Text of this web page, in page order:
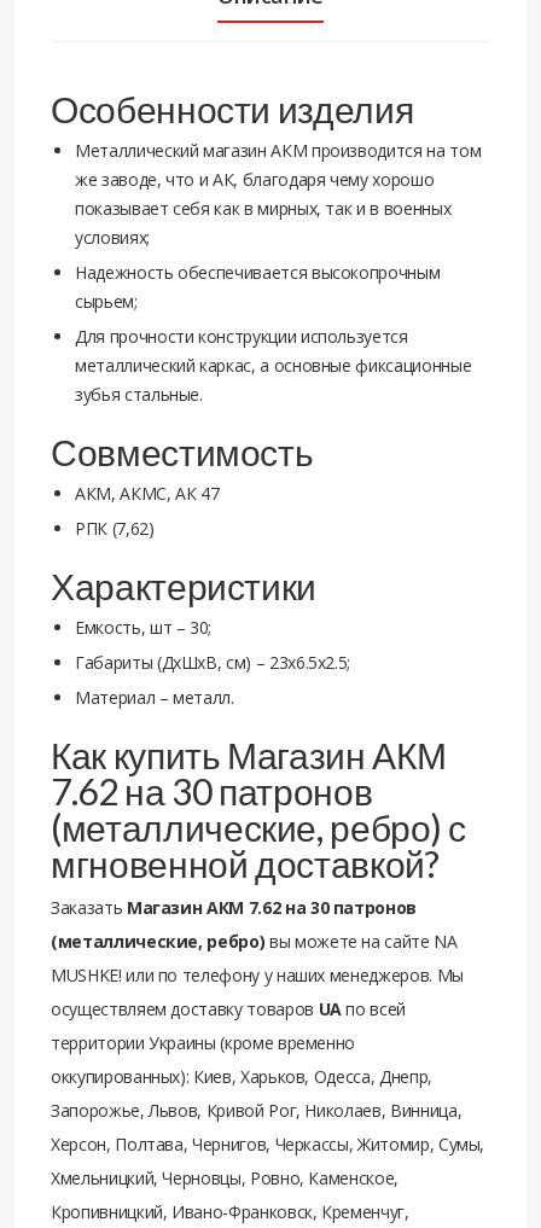
Особенности изделия
Металлический магазин АКМ производится на том
же заводе, что и АК, благодаря чему хорошо
показывает себя как в мирных, так и в военных
условиях;
Надежность обеспечивается высокопрочным
сырьем;
Для прочности конструкции используется
металлический каркас, а основные фиксационные
зубья стальные.
Совместимость
АКМ, АКМС, АК 47
РПК (7,62)
Характеристики
Емкость, шт – 30;
Габариты (ДхШхВ, см) – 23х6.5х2.5;
Материал – металл.
Как купить Магазин АКМ
7.62 на 30 патронов
(металлические, ребро) с
мгновенной доставкой?
Заказать Магазин АКМ 7.62 на 30 патронов
(металлические, ребро) вы можете на сайте NA
MUSHKE! или по телефону у наших менеджеров. Мы
осуществляем доставку товаров UAпо всей
территории Украины (кроме временно
оккупированных): Киев, Харьков, Одесса, Днепр,
Запорожье, Львов, Кривой Рог, Николаев, Винница,
Херсон, Полтава, Чернигов, Черкассы, Житомир, Сумы,
Хмельницкий, Черновцы, Ровно, Каменское,
Кропивницкий, Ивано-Франковск, Кременчуг,